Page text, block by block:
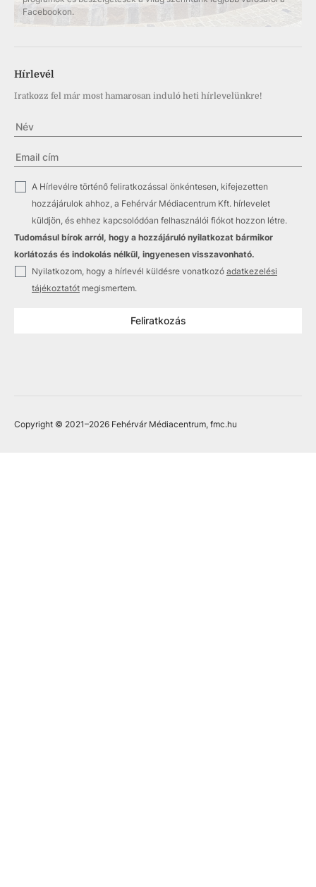
Facebookon.
Hírlevél
Iratkozz fel már most hamarosan induló heti hírlevelünkre!
A Hírlevélre történő feliratkozással önkéntesen, kifejezetten
hozzájárulok ahhoz, a Fehérvár Médiacentrum Kft. hírlevelet
küldjön, és ehhez kapcsolódóan felhasználói fiókot hozzon létre.
Tudomásul bírok arról, hogy a hozzájáruló nyilatkozat bármikor
korlátozás és indokolás nélkül, ingyenesen visszavonható.
Nyilatkozom, hogy a hírlevél küldésre vonatkozó adatkezelési
tájékoztatót megismertem.
Feliratkozás
Copyright © 2021–2026 Fehérvár Médiacentrum, fmc.hu